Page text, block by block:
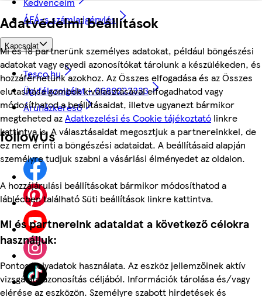
Adatvédelmi beállítások
Mi és 18 partnerünk személyes adatokat, például böngészési
adatokat vagy egyedi azonosítókat tárolunk a készülékeden, és
hozzáférhetünk azokhoz. Az Összes elfogadása és az Összes
elutasítása gombok kiválasztásával elfogadhatod vagy
módosíthatod a beállításaidat, illetve ugyanezt bármikor
megteheted azAdatkezelési és Cookie tájékoztató linkre
kattintva is. A választásaidat megosztjuk a partnereinkkel, de
ez nem érinti a böngészési adataidat. A beállításaid alapján
személyre tudjuk szabni a vásárlási élményedet az oldalon.
A hozzájárulási beállításokat bármikor módosíthatod a
láblécben található Süti beállítások linkre kattintva.
Mi és partnereink adataidat a következő célokra
használjuk:
Pontos helyadatok használata. Az eszköz jellemzőinek aktív
vizsgálata azonosítás céljából. Információk tárolása és/vagy
elérése az eszközön. Személyre szabott hirdetések és
ÁFÁ-s számla igénylés
Kapcsolat
Tesco.hu
Ügyfélszolgálat - 0680222333
Áruházkereső
followUs